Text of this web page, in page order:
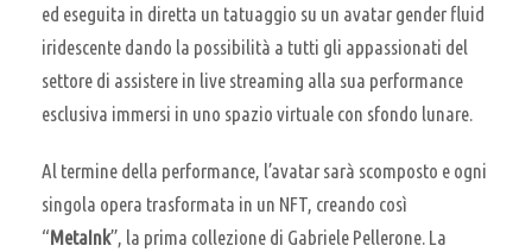
ed eseguita in diretta un tatuaggio su un avatar gender fluid
iridescente dando la possibilità a tutti gli appassionati del
settore di assistere in live streaming alla sua performance
esclusiva immersi in uno spazio virtuale con sfondo lunare.
Al termine della performance, l’avatar sarà scomposto e ogni
singola opera trasformata in un NFT, creando così
“MetaInk”, la prima collezione di Gabriele Pellerone. La